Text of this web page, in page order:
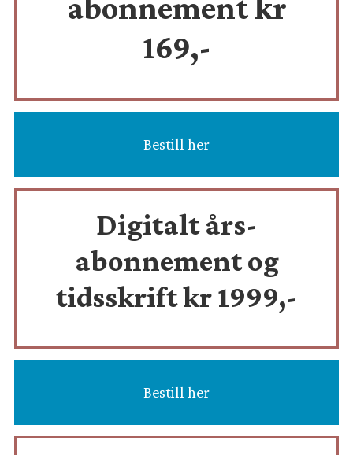
abonnement kr
169,-
Bestill her
Digitalt års-
abonnement og
tidsskriftkr 1999,-
Bestill her